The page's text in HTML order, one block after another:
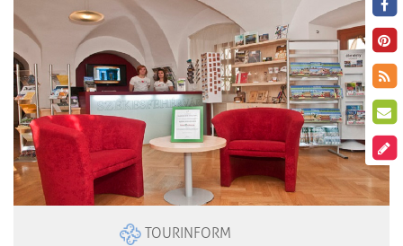
TOURINFORM